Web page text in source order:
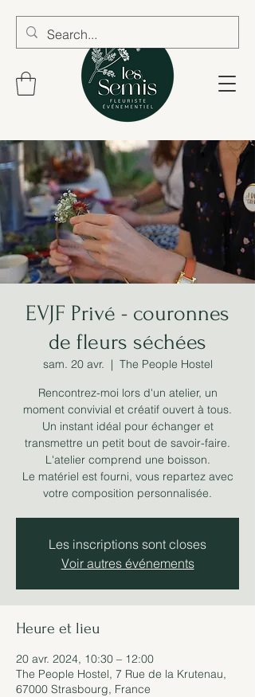
EVJF Privé - couronnes
de fleurs séchées
sam. 20 avr.
  |
The People Hostel
Rencontrez-moi lors d'un atelier, un
moment convivial et créatif ouvert à tous.
Un instant idéal pour échanger et
transmettre un petit bout de savoir-faire.
L'atelier comprend une boisson.
Le matériel est fourni, vous repartez avec
votre composition personnalisée.
Les inscriptions sont closes
Voir autres événements
Heure et lieu
20 avr. 2024, 10:30 – 12:00
The People Hostel, 7 Rue de la Krutenau,
67000 Strasbourg, France